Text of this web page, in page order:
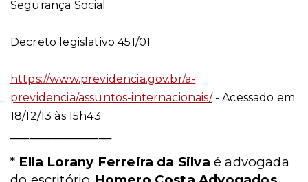
Segurança Social
Decreto legislativo 451/01
https://www.previdencia.gov.br/a-
previdencia/assuntos-internacionais/- Acessado em
18/12/13 às 15h43
* Ella Lorany Ferreira da Silva é advogada